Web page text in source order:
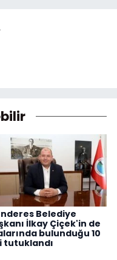
Belediye
İlkay Çiçek'in de
bulunduğu 10
tutuklandı